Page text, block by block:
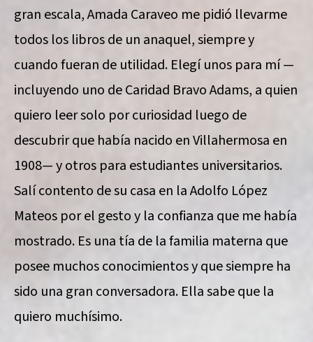
gran escala, Amada Caraveo me pidió llevarme
todos los libros de un anaquel, siempre y
cuando fueran de utilidad. Elegí unos para mí —
incluyendo uno de Caridad Bravo Adams, a quien
quiero leer solo por curiosidad luego de
descubrir que había nacido en Villahermosa en
1908— y otros para estudiantes universitarios.
Salí contento de su casa en la Adolfo López
Mateos por el gesto y la confianza que me había
mostrado. Es una tía de la familia materna que
posee muchos conocimientos y que siempre ha
sido una gran conversadora. Ella sabe que la
quiero muchísimo.